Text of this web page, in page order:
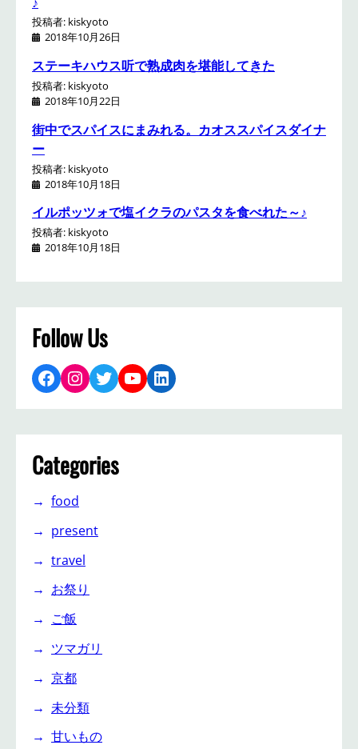
投稿者: kiskyoto
2018年10月26日
ステーキハウス听で熟成肉を堪能してきた
投稿者: kiskyoto
2018年10月22日
街中でスパイスにまみれる。カオススパイスダイナ
ー
投稿者: kiskyoto
2018年10月18日
イルポッツォで塩イクラのパスタを食べれた～♪
投稿者: kiskyoto
2018年10月18日
Follow Us
Facebook Instagram Twitter YouTube LinkedIn
Categories
food
present
travel
お祭り
ご飯
ツマガリ
京都
未分類
甘いもの